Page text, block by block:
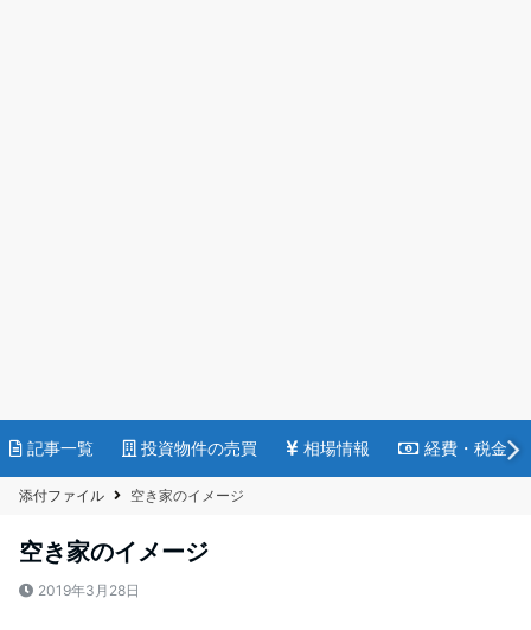
記事一覧 投資物件の売買 相場情報 経費・税金
添付ファイル 空き家のイメージ
空き家のイメージ
2019年3月28日